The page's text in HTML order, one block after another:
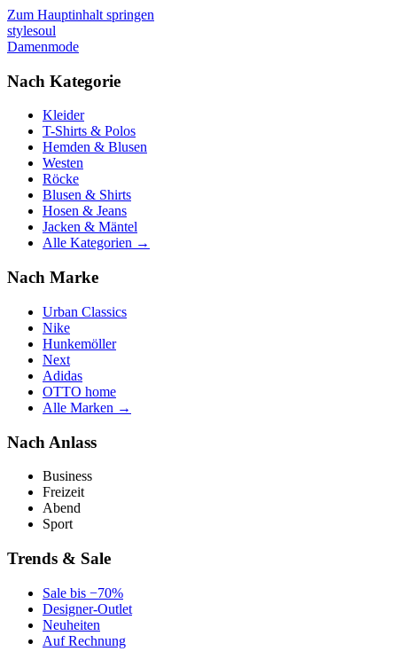
Zum Hauptinhalt springen
stylesoul
Damenmode
Nach Kategorie
Kleider
T-Shirts & Polos
Hemden & Blusen
Westen
Röcke
Blusen & Shirts
Hosen & Jeans
Jacken & Mäntel
Alle Kategorien →
Nach Marke
Urban Classics
Nike
Hunkemöller
Next
Adidas
OTTO home
Alle Marken →
Nach Anlass
Business
Freizeit
Abend
Sport
Trends & Sale
Sale bis −70%
Designer-Outlet
Neuheiten
Auf Rechnung